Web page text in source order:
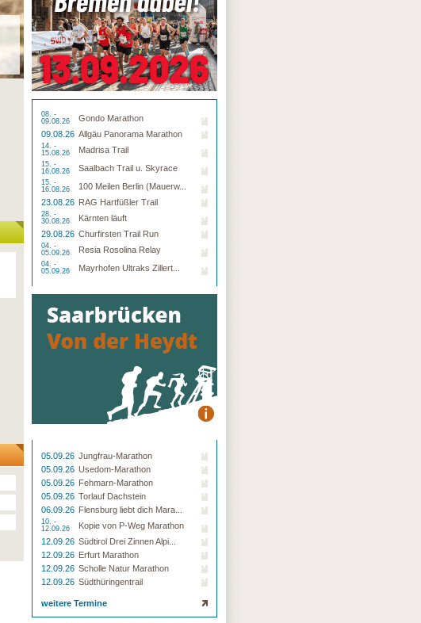
08. -
09.08.26
Gondo Marathon
09.08.26 Allgäu Panorama Marathon
14. -
15.08.26
Madrisa Trail
15. -
16.08.26
Saalbach Trail u. Skyrace
15. -
16.08.26
100 Meilen Berlin (Mauerw...
23.08.26 RAG Hartfüßler Trail
28. -
30.08.26
Kärnten läuft
29.08.26 Churfirsten Trail Run
04. -
05.09.26
Resia Rosolina Relay
04. -
05.09.26
Mayrhofen Ultraks Zillert...
05.09.26 Jungfrau-Marathon
05.09.26 Usedom-Marathon
05.09.26 Fehmarn-Marathon
05.09.26 Torlauf Dachstein
06.09.26 Flensburg liebt dich Mara...
10. -
12.09.26
Kopie von P-Weg Marathon
12.09.26 Südtirol Drei Zinnen Alpi...
12.09.26 Erfurt Marathon
12.09.26 Scholle Natur Marathon
12.09.26 Südthüringentrail
weitere Termine